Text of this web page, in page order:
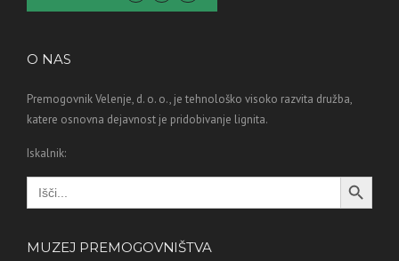
O NAS
Premogovnik Velenje, d. o. o., je tehnološko visoko razvita družba,
katere osnovna dejavnost je pridobivanje lignita.
Iskalnik:
Search
for:
Search Button
MUZEJ PREMOGOVNIŠTVA